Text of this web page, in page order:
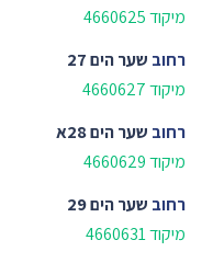
מיקוד 4660625
רחוב שער הים 27
מיקוד 4660627
רחוב שער הים 28א
מיקוד 4660629
רחוב שער הים 29
מיקוד 4660631